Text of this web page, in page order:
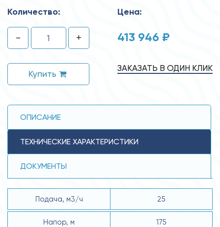
Количество:
- +
Купить
Цена:
413 946 ₽
ЗАКАЗАТЬ В ОДИН КЛИК
ОПИСАНИЕ
ТЕХНИЧЕСКИЕ ХАРАКТЕРИСТИКИ
ДОКУМЕНТЫ
Подача, м3/ч 25
Напор, м 175